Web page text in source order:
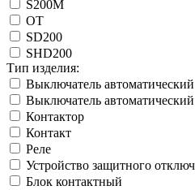
S200M
OT
SD200
SHD200
Тип изделия:
Выключатель автоматический
Выключатель
Контактор
Контакт
Реле
Устройство защитного
Блок контактный